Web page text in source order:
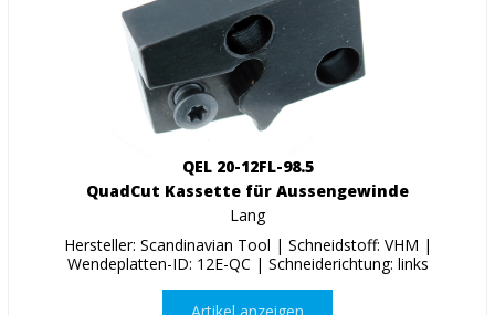
QEL 20-12FL-98.5
QuadCut Kassette für Aussengewinde
Lang
Hersteller: Scandinavian Tool | Schneidstoff: VHM |
Wendeplatten-ID: 12E-QC | Schneiderichtung: links